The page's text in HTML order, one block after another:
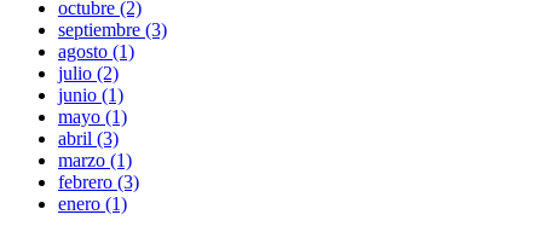
octubre (2)
septiembre (3)
agosto (1)
julio (2)
junio (1)
mayo (1)
abril (3)
marzo (1)
febrero (3)
enero (1)